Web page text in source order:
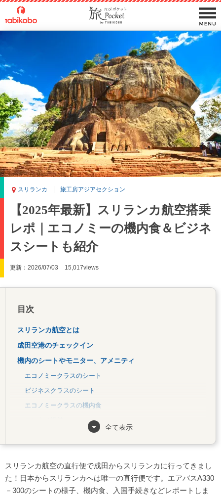
スリランカ 旅工房アジアセクション
【2025年最新】スリランカ航空搭乗
レポ｜エコノミーの機内食＆ビジネ
スシートも紹介
更新：2026/07/03 15,017views
目次
スリランカ航空とは
成田空港のチェックイン
機内のシートやモニター、アメニティ
エコノミークラスのシート
ビジネスクラスのシート
エコノミークラスの機内食
まとめ・総評
全て表示
スリランカ航空の直行便で成田からスリランカに行ってきまし
た！日本からスリランカへは唯一の直行便です。エアバスA330
－300のシートの様子、機内食、入国手続きなどレポートしま